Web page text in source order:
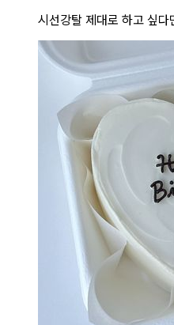
시선강탈 제대로 하고 싶